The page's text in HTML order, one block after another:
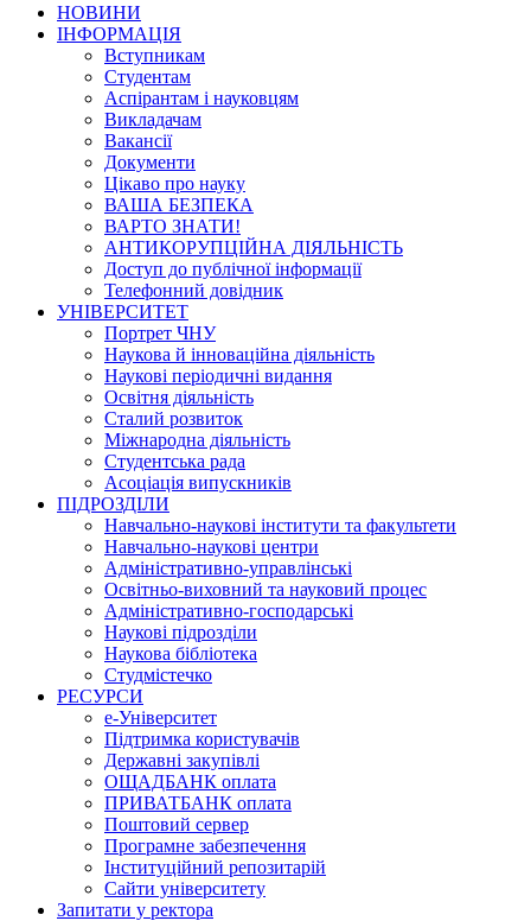
НОВИНИ
ІНФОРМАЦІЯ
Вступникам
Студентам
Аспірантам і науковцям
Викладачам
Вакансії
Документи
Цікаво про науку
ВАША БЕЗПЕКА
ВАРТО ЗНАТИ!
АНТИКОРУПЦІЙНА ДІЯЛЬНІСТЬ
Доступ до публічної інформації
Телефонний довідник
УНІВЕРСИТЕТ
Портрет ЧНУ
Наукова й інноваційна діяльність
Наукові періодичні видання
Освітня діяльність
Сталий розвиток
Міжнародна діяльність
Студентська рада
Асоціація випускників
ПІДРОЗДІЛИ
Навчально-наукові інститути та факультети
Навчально-наукові центри
Адміністративно-управлінські
Освітньо-виховний та науковий процес
Адміністративно-господарські
Наукові підрозділи
Наукова бібліотека
Студмістечко
РЕСУРСИ
е-Університет
Підтримка користувачів
Державні закупівлі
ОЩАДБАНК оплата
ПРИВАТБАНК оплата
Поштовий сервер
Програмне забезпечення
Інституційний репозитарій
Сайти університету
Запитати у ректора